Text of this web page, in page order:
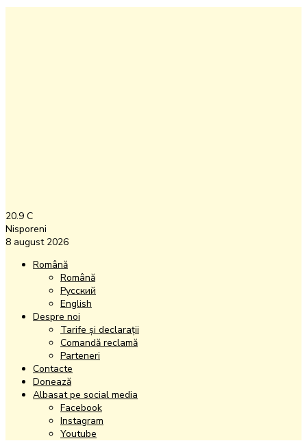
20.9 C
Nisporeni
8 august 2026
Română
Română
Русский
English
Despre noi
Tarife și declarații
Comandă reclamă
Parteneri
Contacte
Donează
Albasat pe social media
Facebook
Instagram
Youtube